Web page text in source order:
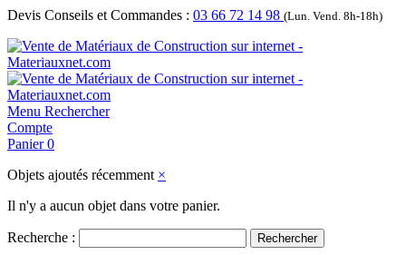
Devis Conseils et Commandes : 03 66 72 14 98 (Lun. Vend. 8h-18h)
Menu Rechercher
Compte
Panier 0
Objets ajoutés récemment ×
Il n'y a aucun objet dans votre panier.
Recherche : Rechercher